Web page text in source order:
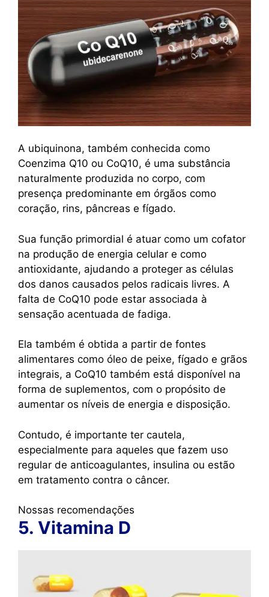
A ubiquinona, também conhecida como
Coenzima Q10 ou CoQ10, é uma substância
naturalmente produzida no corpo, com
presença predominante em órgãos como
coração, rins, pâncreas e fígado.
Sua função primordial é atuar como um cofator
na produção de energia celular e como
antioxidante, ajudando a proteger as células
dos danos causados pelos radicais livres. A
falta de CoQ10 pode estar associada à
sensação acentuada de fadiga.
Ela também é obtida a partir de fontes
alimentares como óleo de peixe, fígado e grãos
integrais, a CoQ10 também está disponível na
forma de suplementos, com o propósito de
aumentar os níveis de energia e disposição.
Contudo, é importante ter cautela,
especialmente para aqueles que fazem uso
regular de anticoagulantes, insulina ou estão
em tratamento contra o câncer.
Nossas recomendações
5. Vitamina D